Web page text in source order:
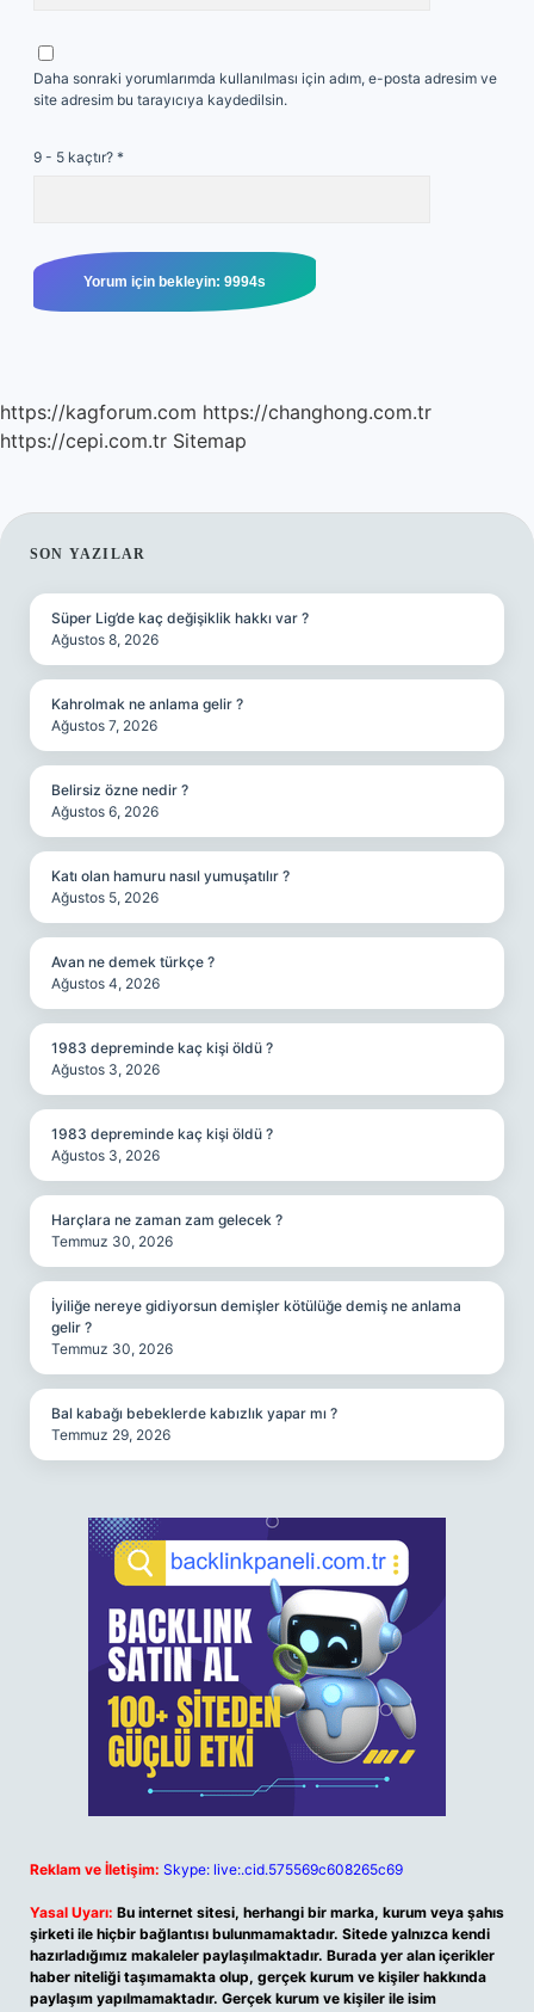
Daha sonraki yorumlarımda kullanılması için adım, e-posta adresim ve
site adresim bu tarayıcıya kaydedilsin.
9 - 5 kaçtır? *
https://kagforum.com https://changhong.com.tr
https://cepi.com.tr Sitemap
SIDEBAR
SON YAZILAR
Süper Lig’de kaç değişiklik hakkı var ?
Ağustos 8, 2026
Kahrolmak ne anlama gelir ?
Ağustos 7, 2026
Belirsiz özne nedir ?
Ağustos 6, 2026
Katı olan hamuru nasıl yumuşatılır ?
Ağustos 5, 2026
Avan ne demek türkçe ?
Ağustos 4, 2026
1983 depreminde kaç kişi öldü ?
Ağustos 3, 2026
1983 depreminde kaç kişi öldü ?
Ağustos 3, 2026
Harçlara ne zaman zam gelecek ?
Temmuz 30, 2026
İyiliğe nereye gidiyorsun demişler kötülüğe demiş ne anlama
gelir ?
Temmuz 30, 2026
Bal kabağı bebeklerde kabızlık yapar mı ?
Temmuz 29, 2026
Reklam ve İletişim: Skype: live:.cid.575569c608265c69
Yasal Uyarı: Bu internet sitesi, herhangi bir marka, kurum veya şahıs
şirketi ile hiçbir bağlantısı bulunmamaktadır. Sitede yalnızca kendi
hazırladığımız makaleler paylaşılmaktadır. Burada yer alan içerikler
haber niteliği taşımamakta olup, gerçek kurum ve kişiler hakkında
paylaşım yapılmamaktadır. Gerçek kurum ve kişiler ile isim